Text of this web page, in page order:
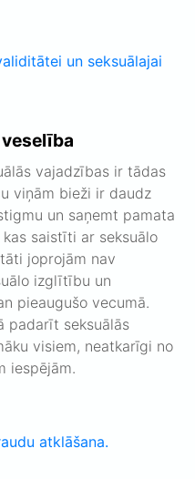
vajadzības ir tādas
viņām bieži ir daudz
un saņemt pamata
saistīti ar seksuālo
joprojām nav
izglītību un
pieaugušo vecumā.
padarīt seksuālās
visiem, neatkarīgi no
iespējām.